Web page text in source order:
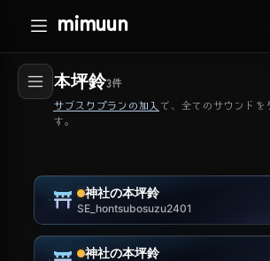
本坪鈴3件
サブスクプランの加入 で、全てのサウンドを
す。
神社の本坪鈴
SE_hontsubosuzu2401
神社の本坪鈴
mimuun